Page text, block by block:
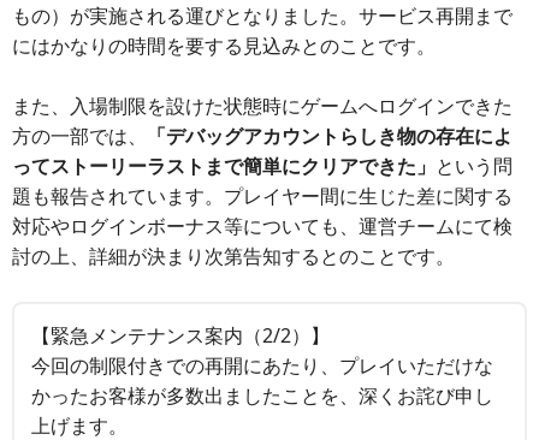
もの）が実施される運びとなりました。サービス再開まで
にはかなりの時間を要する見込みとのことです。
また、入場制限を設けた状態時にゲームへログインできた
方の一部では、
「デバッグアカウントらしき物の存在によ
ってストーリーラストまで簡単にクリアできた」 という問
題も報告されています。プレイヤー間に生じた差に関する
対応やログインボーナス等についても、運営チームにて検
討の上、詳細が決まり次第告知するとのことです。
【緊急メンテナンス案内（2/2）】
今回の制限付きでの再開にあたり、プレイいただけな
かったお客様が多数出ましたことを、深くお詫び申し
上げます。